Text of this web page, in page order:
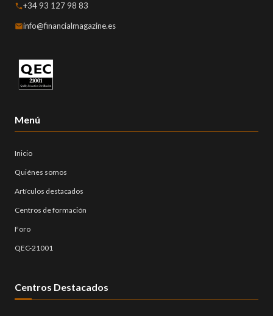
+34 93 127 98 83
info@financialmagazine.es
Menú
Inicio
Quiénes somos
Artículos destacados
Centros de formación
Foro
QEC-21001
Centros Destacados